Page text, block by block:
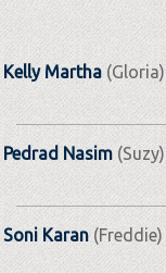
Kelly Martha(Gloria)
Pedrad Nasim(Suzy)
Soni Karan(Freddie)